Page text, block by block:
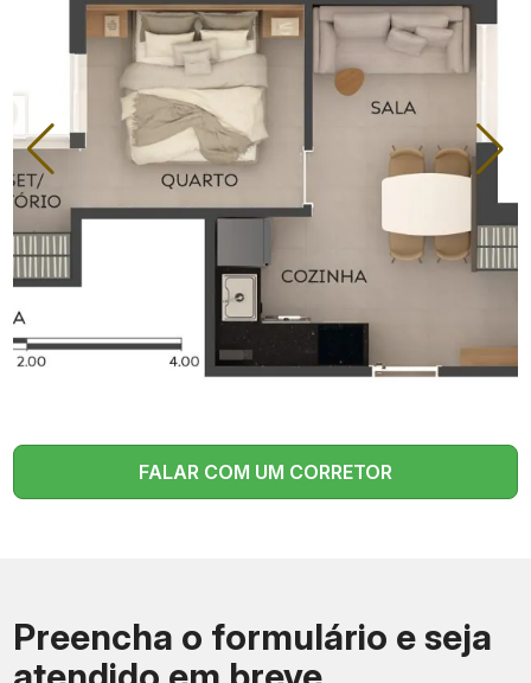
FALAR COM UM CORRETOR
Preencha o formulário e seja